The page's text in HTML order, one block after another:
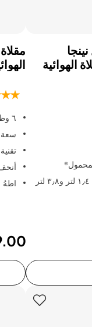
١ بالمقلاة الهوائية
٦ وظائف طهي
سعة ٩٫٥ لتر
أنحف
اطهُ ٤ أطباق في وقت واحد